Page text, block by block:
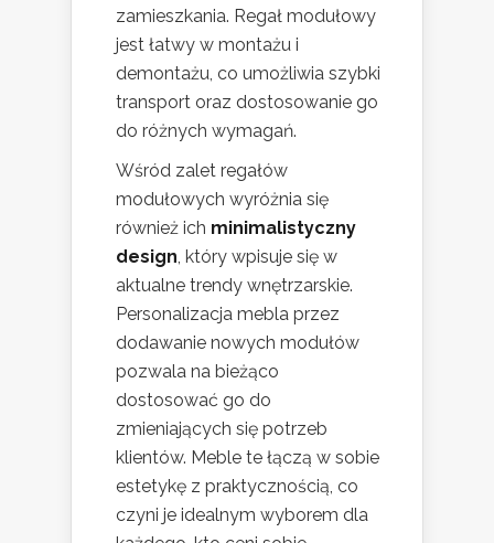
zamieszkania. Regał modułowy
jest łatwy w montażu i
demontażu, co umożliwia szybki
transport oraz dostosowanie go
do różnych wymagań.
Wśród zalet regałów
modułowych wyróżnia się
również ich minimalistyczny
design, który wpisuje się w
aktualne trendy wnętrzarskie.
Personalizacja mebla przez
dodawanie nowych modułów
pozwala na bieżąco
dostosować go do
zmieniających się potrzeb
klientów. Meble te łączą w sobie
estetykę z praktycznością, co
czyni je idealnym wyborem dla